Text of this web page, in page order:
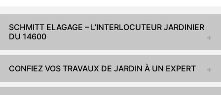
SCHMITT ELAGAGE – L’INTERLOCUTEUR JARDINIER
DU 14600
CONFIEZ VOS TRAVAUX DE JARDIN À UN EXPERT